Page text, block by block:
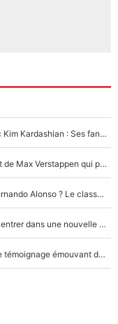
Lewis Hamilton poste de nouvelles photos avec Kim Kardashian : Ses fans le voient déjà redevenir champion du monde de F1 grâce à elle !
F1 - Une légende de McLaren refuse le transfert de Max Verstappen qui pourrait «faire des vagues» et plomber l'ambiance dans l'équipe
Max Verstappen, Lewis Hamilton… et bientôt Fernando Alonso ? Le classement des pilotes les mieux payés en Formule 1 risque de changer !
F1 - Alpine signe un accord «impensable» et va entrer dans une nouvelle dimension : Grande nouvelle pour Pierre Gasly !
F1 : « Je lui ai fait un câlin, puis j’ai dû partir...», le témoignage émouvant de Max Verstappen sur sa fille